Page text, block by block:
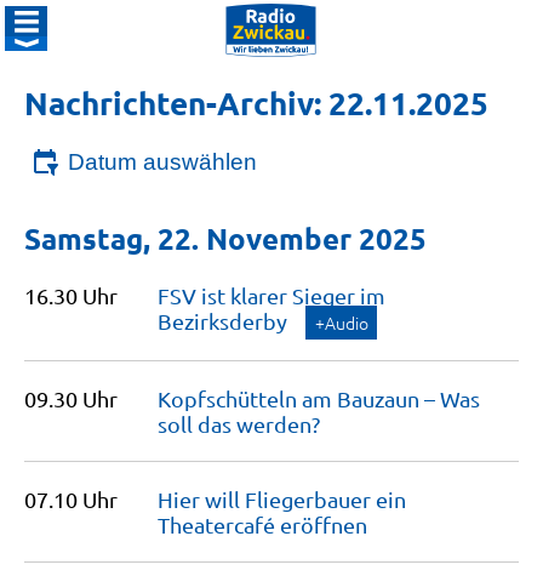
Nachrichten-Archiv: 22.11.2025
Datum auswählen
Samstag, 22. November 2025
16.30 Uhr
FSV ist klarer Sieger im
Bezirksderby
+Audio
09.30 Uhr
Kopfschütteln am Bauzaun – Was
soll daswerden?
07.10 Uhr
Hier will Fliegerbauer ein
Theatercafé eröffnen